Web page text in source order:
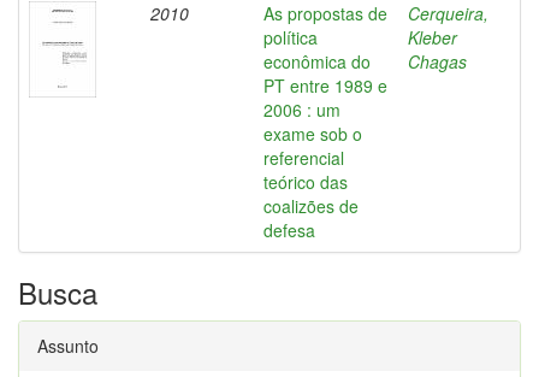
2010
As propostas de
política
econômica do
PT entre 1989 e
2006 : um
exame sob o
referencial
teórico das
coalizões de
defesa
Cerqueira,
Kleber
Chagas
Busca
Assunto